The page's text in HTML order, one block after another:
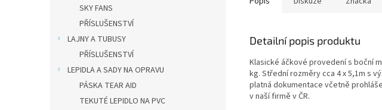
SKY FANS
PŘÍSLUŠENSTVÍ
LAJNY A TUBUSY
PŘÍSLUŠENSTVÍ
LEPIDLA A SADY NA OPRAVU
PÁSKA TEAR AID
TEKUTÉ LEPIDLO NA PVC
Detailní popis produktu
Klasické áčkové provedení s boční
kg. Střední rozměry cca 4 x 5,1m s
platná dokumentace včetně
v naší firmě v ČR.